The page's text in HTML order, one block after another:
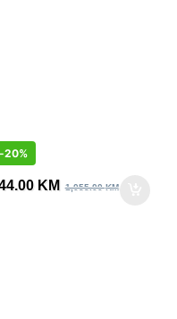
-20%
KM 1,055.00KM